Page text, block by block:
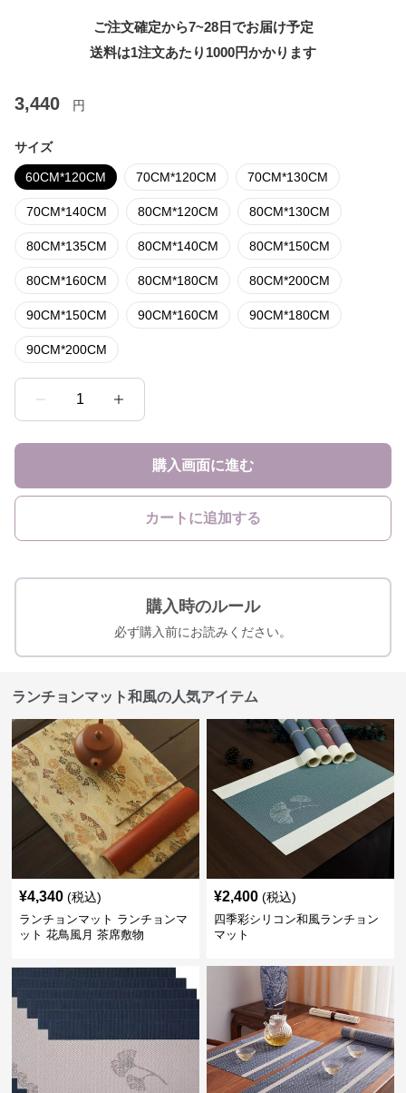
ご注文確定から7~28日でお届け予定
送料は1注文あたり 1000円かかります
3,440 円
サイズ
60CM*120CM 70CM*120CM 70CM*130CM
70CM*140CM 80CM*120CM 80CM*130CM
80CM*135CM 80CM*140CM 80CM*150CM
80CM*160CM 80CM*180CM 80CM*200CM
90CM*150CM 90CM*160CM 90CM*180CM
90CM*200CM
1
購入画面に進む
カートに追加する
購入時のルール
必ず購入前にお読みください。
ランチョンマット和風の人気アイテム
¥4,340 (税込)
ランチョンマット ランチョンマ
ット 花鳥風月 茶席敷物
¥2,400 (税込)
四季彩シリコン和風ランチョン
マット